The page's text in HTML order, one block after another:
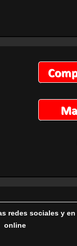
redes sociales y
online